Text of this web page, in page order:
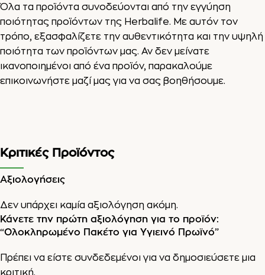
Όλα τα προϊόντα συνοδεύονται από την εγγύηση
ποιότητας προϊόντων της Herbalife. Με αυτόν τον
τρόπο, εξασφαλίζετε την αυθεντικότητα και την υψηλή
ποιότητα των προϊόντων μας. Αν δεν μείνατε
ικανοποιημένοι από ένα προϊόν, παρακαλούμε
επικοινωνήστε μαζί μας για να σας βοηθήσουμε.
Κριτικές Προϊόντος
Αξιολογήσεις
Δεν υπάρχει καμία αξιολόγηση ακόμη.
Κάνετε την πρώτη αξιολόγηση για το προϊόν:
“Ολοκληρωμένο Πακέτο για Υγιεινό Πρωϊνό”
Πρέπει να είστε συνδεδεμένοι για να δημοσιεύσετε μια
κριτική.